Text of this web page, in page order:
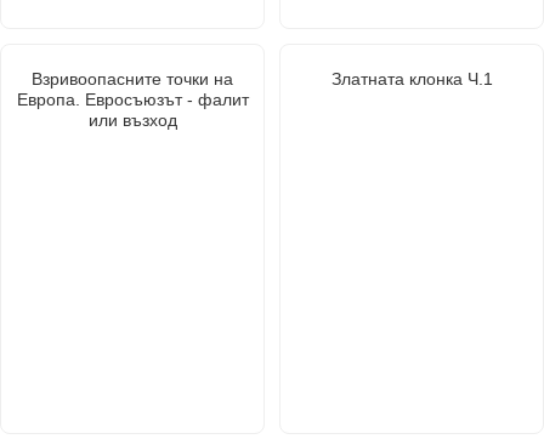
Взривоопасните точки на
Европа. Евросъюзът - фалит
или възход
Златната клонка Ч.1